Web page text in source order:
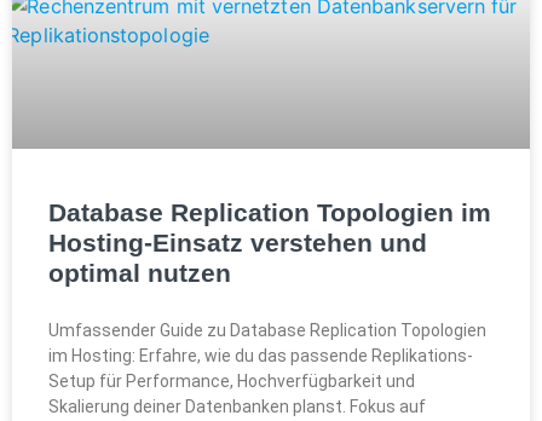
Database Replication Topologien im
Hosting-Einsatz verstehen und
optimal nutzen
Umfassender Guide zu Database Replication Topologien
im Hosting: Erfahre, wie du das passende Replikations-
Setup für Performance, Hochverfügbarkeit und
Skalierung deiner Datenbanken planst. Fokus auf